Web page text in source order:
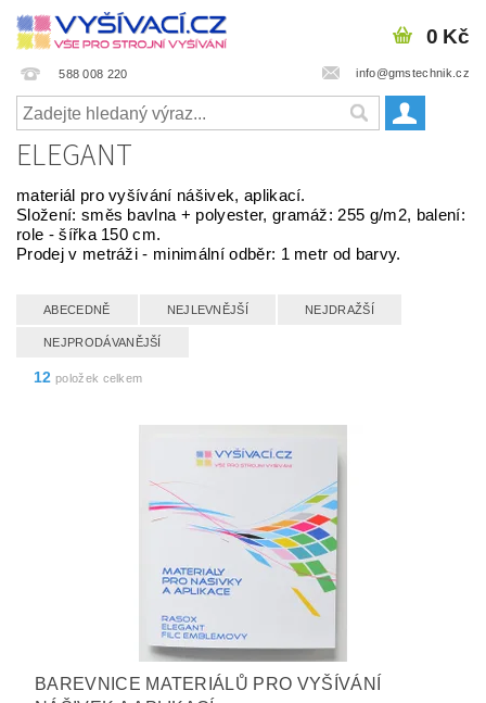
588 008 220 info@gmstechnik.cz
0 Kč
ELEGANT
materiál pro vyšívání nášivek, aplikací.
Složení: směs bavlna + polyester, gramáž: 255 g/m2, balení:
role - šířka 150 cm.
Prodej v metráži - minimální odběr: 1 metr od barvy.
ABECEDNĚ NEJLEVNĚJŠÍ NEJDRAŽŠÍ
NEJPRODÁVANĚJŠÍ
12 položek celkem
BAREVNICE MATERIÁLŮ PRO VYŠÍVÁNÍ